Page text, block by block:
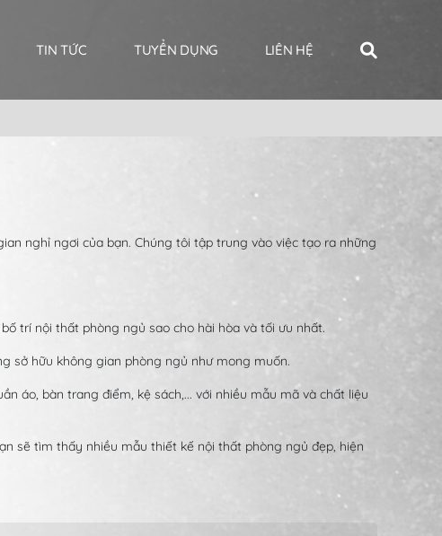
TIN TỨC TUYỂN DỤNG LIÊN HỆ
nghỉ ngơi của bạn. Chúng tôi tập trung vào việc tạo ra những
trí nội thất phòng ngủ sao cho hài hòa và tối ưu nhất.
sở hữu không gian phòng ngủ như mong muốn.
áo, bàn trang điểm, kệ sách,... với nhiều mẫu mã và chất liệu
sẽ tìm thấy nhiều mẫu thiết kế nội thất phòng ngủ đẹp, hiện